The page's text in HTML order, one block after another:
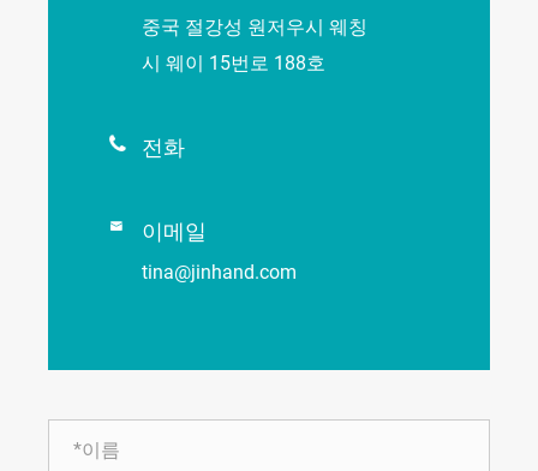
중국 절강성 원저우시 웨칭
시 웨이 15번로 188호
 전화
 이메일
tina@jinhand.com